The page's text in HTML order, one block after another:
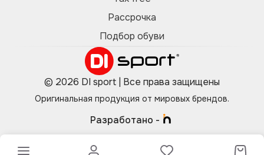
Рассрочка
Подбор обуви
© 2026 DI sport | Все права защищены
Оригинальная продукция от мировых брендов.
Разработано -